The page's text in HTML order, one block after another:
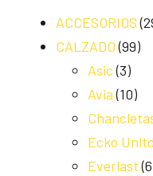
ACCESORIOS
CALZADO (99)
Asic (3)
Avia (10)
Ecko Unltd
Everlast